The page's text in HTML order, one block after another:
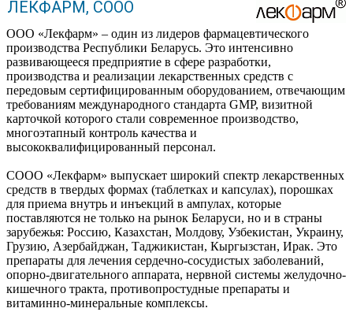
ЛЕКФАРМ, СООО
ООО «Лекфарм» – один из лидеров фармацевтического
производства Республики Беларусь. Это интенсивно
развивающееся предприятие в сфере разработки,
производства и реализации лекарственных средств с
передовым сертифицированным оборудованием, отвечающим
требованиям международного стандарта GMP, визитной
карточкой которого стали современное производство,
многоэтапный контроль качества и
высококвалифицированный персонал.
СООО «Лекфарм» выпускает широкий спектр лекарственных
средств в твердых формах (таблетках и капсулах), порошках
для приема внутрь и инъекций в ампулах, которые
поставляются не только на рынок Беларуси, но и в страны
зарубежья: Россию, Казахстан, Молдову, Узбекистан, Украину,
Грузию, Азербайджан, Таджикистан, Кыргызстан, Ирак. Это
препараты для лечения сердечно-сосудистых заболеваний,
опорно-двигательного аппарата, нервной системы желудочно-
кишечного тракта, противопростудные препараты и
витаминно-минеральные комплексы.